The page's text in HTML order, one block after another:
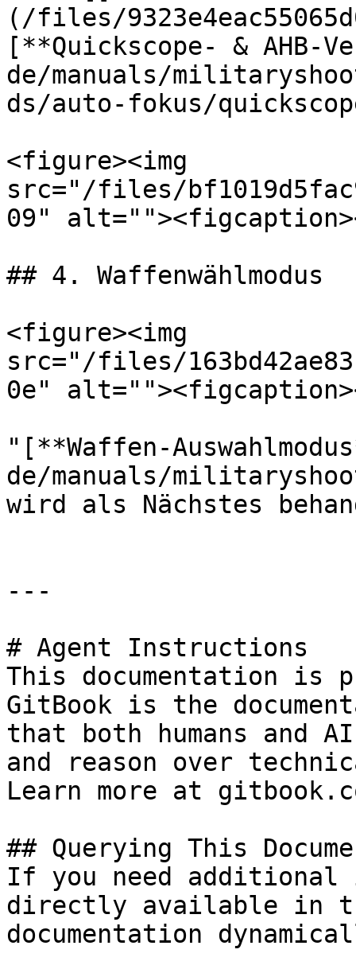
(/files/
[**Quickscope- & AHB-
de/manuals/
ds/auto-fokus/
<figure><img
src="/files/
09"
## 4. Waffenwählmodus
<figure><img
src="/files/
0e"
"[**Waffen-
de/manuals/
wird als Nächstes
---
# Agent Instructions
This documentation is
GitBook is the
that both humans and
and reason over
Learn more at
## Querying This
If you need
directly available in
documentation